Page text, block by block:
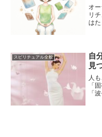
オ
リ
は
スピリチュアル全般
自
見
人
「
「